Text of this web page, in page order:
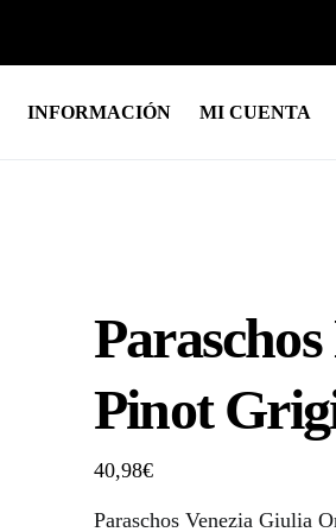
INFORMACIÓN MI CUENTA
Pinot
40,98€
Paraschos Venezia Giulia